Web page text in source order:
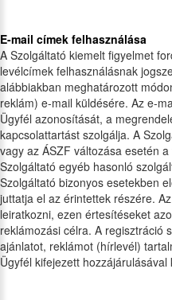
E-mail címek felhasználása
A Szolgáltató kiemelt figyelmet
levélcímek felhasználásnak
alábbiakban meghatározott
reklám) e-mail küldésére. Az e-
Ügyfél azonosítását, a
kapcsolattartást szolgálja. A
vagy az ÁSZF változása esetén
Szolgáltató egyéb hasonló
Szolgáltató bizonyos esetekben
juttatja el az érintettek részére.
leiratkozni, ezen értesítéseket
reklámozási célra. A regisztráció
ajánlatot, reklámot (hírlevél)
Ügyfél kifejezett hozzájárulásával